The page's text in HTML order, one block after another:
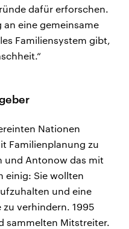
dafür erforschen.
eine gemeinsame
Familiensystem gibt,
Nationen
Familienplanung zu
und Antonow das mit
einig: Sie wollten
und eine
verhindern. 1995
sammelten Mitstreiter.